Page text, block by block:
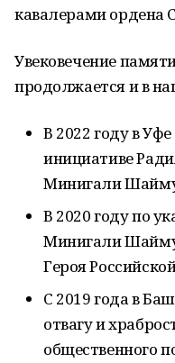
кавалерами ордена
Увековечение
продолжается и в
В 2022 году в
инициативе
Минигали
В 2020 году по
Минигали
Героя
С 2019 года в
отвагу и
общественного